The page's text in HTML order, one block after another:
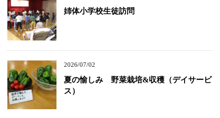
姉体小学校生徒訪問
2026/07/02
夏の愉しみ 野菜栽培&収穫（デイサービ
ス）